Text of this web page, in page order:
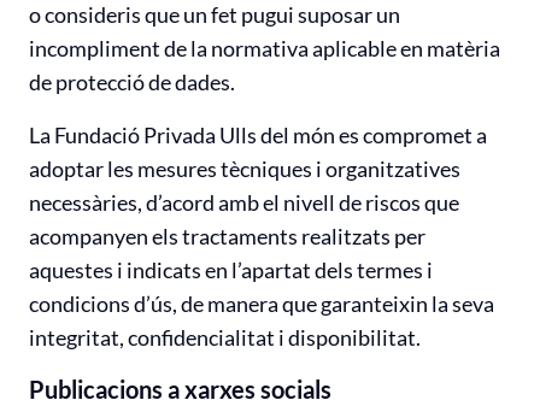
o consideris que un fet pugui suposar un
incompliment de la normativa aplicable en matèria
de protecció de dades.
La Fundació Privada Ulls del món es compromet a
adoptar les mesures tècniques i organitzatives
necessàries, d’acord amb el nivell de riscos que
acompanyen els tractaments realitzats per
aquestes i indicats en l’apartat dels termes i
condicions d’ús, de manera que garanteixin la seva
integritat, confidencialitat i disponibilitat.
Publicacions a xarxes socials